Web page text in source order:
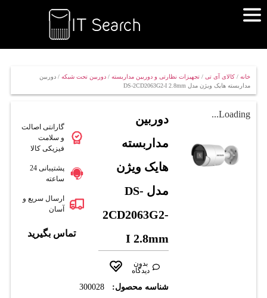
خانه/ کالای آی تی/ تجهیزات نظارتی و دوربین مداربسته/ دوربین تحت شبکه/ دوربین
مداربسته هایک ویژن مدل DS-2CD2063G2-I 2.8mm
Loading...
دوربین
مداربسته
هایک ویژن
مدل DS-
2CD2063G2-
I 2.8mm
بدون
دیدگاه
شناسه محصول: 300028
گارانتی اصالت
و سلامت
فیزیکی کالا
پشتیبانی 24
ساعته
ارسال سریع و
آسان
تماس بگیرید